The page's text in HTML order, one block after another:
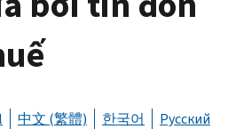
中文 (繁體) 한국어
Русский